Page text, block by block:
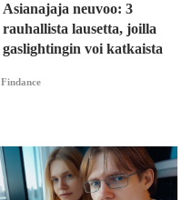
Asianajaja neuvoo: 3
rauhallista lausetta, joilla
gaslightingin voi katkaista
Findance